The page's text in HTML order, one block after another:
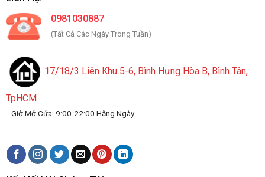
0981030887
(Tất Cả Các Ngày Trong Tuần)
17/18/3 Liên Khu 5-6, Bình Hưng Hòa B, Bình Tân,
TpHCM
Giờ Mở Cửa: 9:00-22:00 Hằng Ngày